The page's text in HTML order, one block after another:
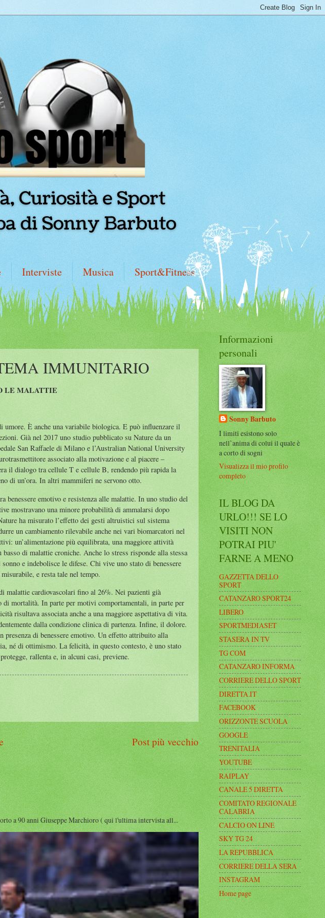
Interviste Musica Sport&Fitness
IMMUNITARIO
LE MALATTIE
umore. È anche una variabile biologica. E può influenzare il
Già nel 2017 uno studio pubblicato su Nature da un
San Raffaele di Milano e l’Australian National University
associato alla motivazione e al piacere –
il dialogo tra cellule T e cellule B, rendendo più rapida la
di un’ora. In altri mammiferi ne servono otto.
benessere emotivo e resistenza alle malattie. In uno studio del
mostravano una minore probabilità di ammalarsi dopo
ha misurato l’effetto dei gesti altruistici sul sistema
un cambiamento rilevabile anche nei vari biomarcatori nel
un’alimentazione più equilibrata, una maggiore attività
di malattie croniche. Anche lo stress risponde alla stessa
e indebolisce le difese. Chi vive uno stato di benessere
e resta tale nel tempo.
cardiovascolari fino al 26%. Nei pazienti già
di mortalità. In parte per motivi comportamentali, in parte per
risultava associata anche a una maggiore aspettativa di vita.
dalla condizione clinica di partenza. Infine, il dolore.
di benessere emotivo. Un effetto attribuito alla
né di ottimismo. La felicità, in questo contesto, è uno stato
rallenta e, in alcuni casi, previene.
Post più vecchio
a 90 anni Giuseppe Marchioro ( qui l'ultima intervista all...
Informazioni
personali
Sonny Barbuto
I limiti esistono solo
nell’anima di colui il quale è
a corto di sogni
Visualizza il mio profilo
completo
IL BLOG DA
URLO!!! SE LO
VISITI NON
POTRAI PIU'
FARNE A MENO
GAZZETTA DELLO
SPORT
CATANZARO SPORT24
LIBERO
SPORTMEDIASET
STASERA IN TV
TG COM
CATANZARO INFORMA
CORRIERE DELLO SPORT
DIRETTA.IT
FACEBOOK
ORIZZONTE SCUOLA
GOOGLE
TRENITALIA
YOUTUBE
RAIPLAY
CANALE 5 DIRETTA
COMITATO REGIONALE
CALABRIA
CALCIO ON LINE
SKY TG 24
LA REPUBBLICA
CORRIERE DELLA SERA
INSTAGRAM
Home page